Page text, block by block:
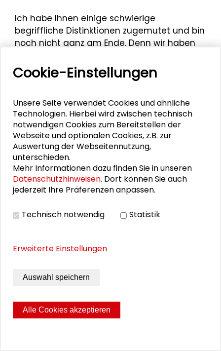
Ich habe Ihnen einige schwierige
begriffliche Distinktionen zugemutet und bin
noch nicht ganz am Ende. Denn wir haben
Vergleich angelegt. Zu diesem Vergleich
zwischen Frankreich, Deutschland und Polen
Differenzierung: Es war wichtig, den jeweils
spezifischen historischen Kontext genau zu
beachten, namentlich die unterschiedlichen
Qualitäten der politischen Systeme, die wir
dem Sammelbegriff „Diktaturen“
untergeordnet, aber doch auch
ausdrücklich spezifiziert haben in
autochthone und nicht autochthone, in
unterschiedlichen Zeiten. Überdies haben
Assoziationshöfe, so etwa wenn das
Henker, heißt oder das französische
nicht dem deutschen oder polnischen
gleicht.
Cookie-Einstellungen
Unsere Seite verwendet Cookies und ähnliche
Technologien. Hierbei wird zwischen technisch
notwendigen Cookies zum Bereitstellen der
Webseite und optionalen Cookies, z.B. zur
Auswertung der Webseitennutzung,
unterschieden.
Mehr Informationen dazu finden Sie in unseren
Datenschutzhinweisen. Dort können Sie auch
jederzeit Ihre Präferenzen anpassen.
Technisch notwendig Statistik
Erweiterte Einstellungen
Auswahl speichern
Alle Cookies akzeptieren